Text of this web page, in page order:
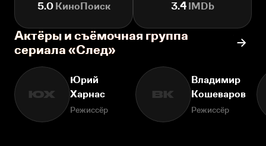
5.0КиноПоиск 3.4IMDb
Актёры и съёмочная группа
сериала «След»
ЮХ
Юрий
Харнас
Режиссёр
ВК
Владимир
Кошеваров
Режиссёр